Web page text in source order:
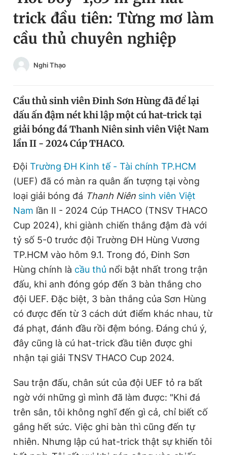
Chuyên mục khác
Chào ngày mới Tin 24h
Tin thị trường
Video Magazine
Sản phẩm khác
Thông tin tòa soạn Liên hệ quảng cáo
Đọc Thanh Niên trên điện thoại
Theo dõi báo trên
Hotline
0906 645 777
Liên hệ quảng cáo
0908 780 404
Đặt báo Quảng cáo RSS Tòa soạn Chính sách bảo
Tổng biên tập: Nguyễn Ngọc Toàn
Phó tổng biên tập thường trực: Hải Thành
Phó tổng biên tập: Lâm Hiếu Dũng
Phó tổng biên tập: Trần Việt Hưng
Tổng thư ký tòa soạn: Đức Trung
Tin đã xem
trick đầu tiên: Từng mơ làm
cầu thủ chuyên nghiệp
Nghi Thạo
Cầu thủ sinh viên Đinh Sơn Hùng đã để lại
dấu ấn đậm nét khi lập một cú hat-trick tại
giải bóng đá Thanh Niên sinh viên Việt Nam
lần II - 2024 Cúp THACO.
Đội Trường ĐH Kinh tế - Tài chính TP.HCM
(UEF) đã có màn ra quân ấn tượng tại vòng
loại giải bóng đá Thanh Niên sinh viên Việt
Nam lần II - 2024 Cúp THACO (TNSV THACO
Cup 2024), khi giành chiến thắng đậm đà với
tỷ số 5-0 trước đội Trường ĐH Hùng Vương
TP.HCM vào hôm 9.1. Trong đó, Đinh Sơn
Hùng chính là cầu thủ nổi bật nhất trong trận
đấu, khi anh đóng góp đến 3 bàn thắng cho
đội UEF. Đặc biệt, 3 bàn thắng của Sơn Hùng
có được đến từ 3 cách dứt điểm khác nhau, từ
đá phạt, đánh đầu rồi đệm bóng. Đáng chú ý,
đây cũng là cú hat-trick đầu tiên được ghi
nhận tại giải TNSV THACO Cup 2024.
Sau trận đấu, chân sút của đội UEF tỏ ra bất
ngờ với những gì mình đã làm được: "Khi đá
trên sân, tôi không nghĩ đến gì cả, chỉ biết cố
gắng hết sức. Việc ghi bàn thì cũng đến tự
nhiên. Nhưng lập cú hat-trick thật sự khiến tôi